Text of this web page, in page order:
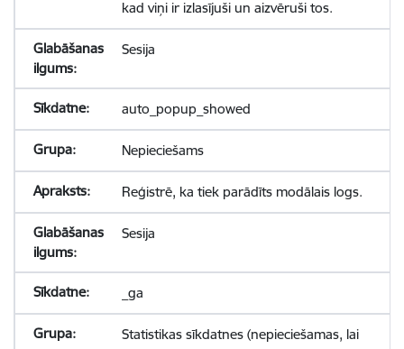
kad viņi ir izlasījuši un aizvēruši tos.
Sesija
auto_popup_showed
Nepieciešams
Reģistrē, ka tiek parādīts modālais logs.
Sesija
_ga
Statistikas sīkdatnes (nepieciešamas, lai